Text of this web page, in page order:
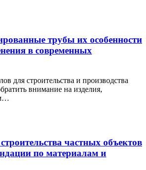
трубы их особенности
в современных
для строительства и производства
внимание на изделия,
частных объектов
по материалам и